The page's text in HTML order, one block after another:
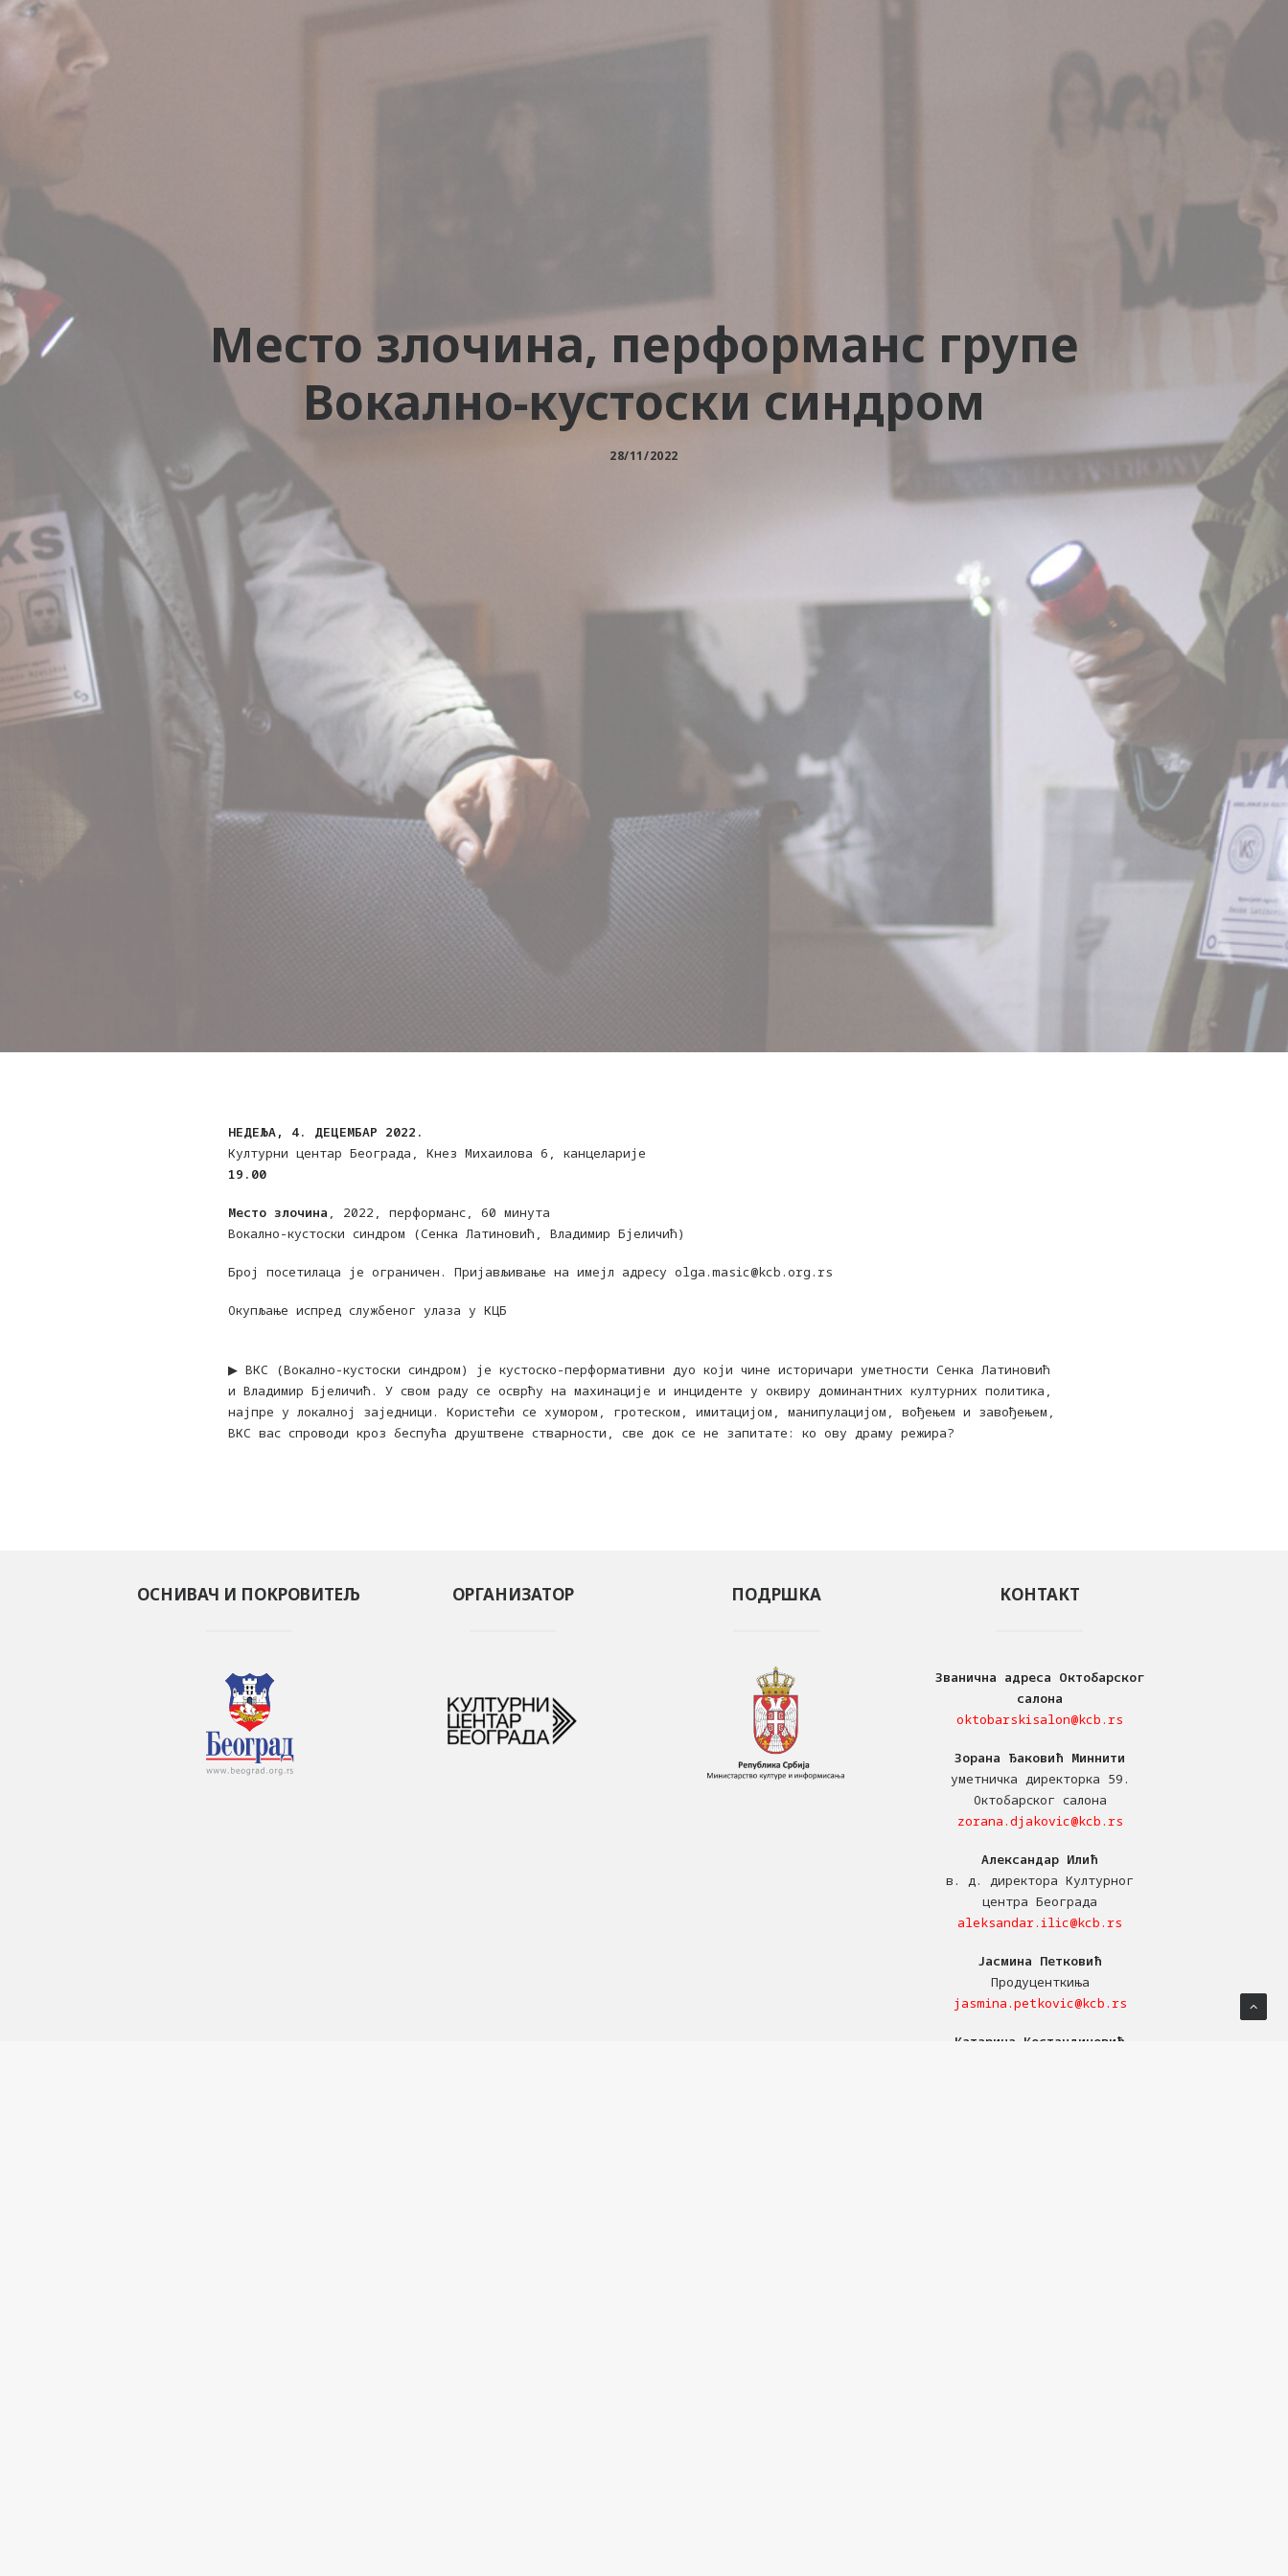
Место злочина, перформанс групе
Вокално-кустоски синдром
28/11/2022
НЕДЕЉА, 4. ДЕЦЕМБАР 2022.
Културни центар Београда, Кнез Михаилова 6, канцеларије
19.00
Место злочина , 2022, перформанс, 60 минута
Вокално-кустоски синдром (Сенка Латиновић, Владимир Бјеличић)
Број посетилаца је ограничен. Пријављивање на имејл адресу olga.masic@kcb.org.rs
Окупљање испред службеног улаза у КЦБ
▶︎ ВКС (Вокално-кустоски синдром) је кустоско-перформативни дуо који чине историчари уметности Сенка Латиновић
и Владимир Бјеличић. У свом раду се осврћу на махинације и инциденте у оквиру доминантних културних политика,
најпре у локалној заједници. Користећи се хумором, гротеском, имитацијом, манипулацијом, вођењем и завођењем,
ВКС вас спроводи кроз беспућа друштвене стварности, све док се не запитате: ко ову драму режира?
ОСНИВАЧ И ПОКРОВИТЕЉ ОРГАНИЗАТОР ПОДРШКА КОНТАКТ
Званична адреса Октобарског
салона
oktobarskisalon@kcb.rs
Зорана Ђаковић Миннити
уметничка директорка 59.
Октобарског салона
zorana.djakovic@kcb.rs
Александар Илић
в. д. директора Културног
центра Београда
aleksandar.ilic@kcb.rs
Јасмина Петковић
Продуценткиња
jasmina.petkovic@kcb.rs
Катарина Костандиновић